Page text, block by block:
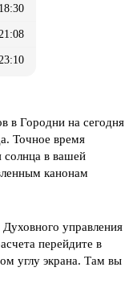
18:30
в Городни на сегодня
Точное время
солнца в вашей
канонам
управления
перейдите в
углу экрана. Там вы